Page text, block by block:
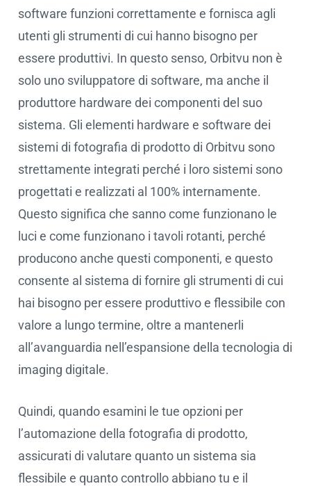
software funzioni correttamente e fornisca agli
utenti gli strumenti di cui hanno bisogno per
essere produttivi. In questo senso, Orbitvu non è
solo uno sviluppatore di software, ma anche il
produttore hardware dei componenti del suo
sistema. Gli elementi hardware e software dei
sistemi di fotografia di prodotto di Orbitvu sono
strettamente integrati perché i loro sistemi sono
progettati e realizzati al 100% internamente.
Questo significa che sanno come funzionano le
luci e come funzionano i tavoli rotanti, perché
producono anche questi componenti, e questo
consente al sistema di fornire gli strumenti di cui
hai bisogno per essere produttivo e flessibile con
valore a lungo termine, oltre a mantenerli
all’avanguardia nell’espansione della tecnologia di
imaging digitale.
Quindi, quando esamini le tue opzioni per
l’automazione della fotografia di prodotto,
assicurati di valutare quanto un sistema sia
flessibile e quanto controllo abbiano tu e il